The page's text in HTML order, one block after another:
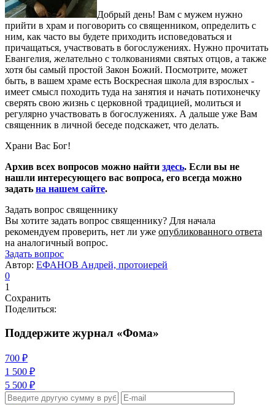
Добрый день! Вам с мужем нужно
прийти в храм и поговорить со священником, определить с
ним, как часто вы будете приходить исповедоваться и
причащаться, участвовать в богослужениях. Нужно прочитать
Евангелия, желательно с толкованиями святых отцов, а также
хотя бы самый простой Закон Божий. Посмотрите, может
быть, в вашем храме есть Воскресная школа для взрослых -
имеет смысл походить туда на занятия и начать потихонечку
сверять свою жизнь с церковной традицией, молиться и
регулярно участвовать в богослужениях. А дальше уже Вам
священник в личной беседе подскажет, что делать.
Храни Вас Бог!
Архив всех вопросов можно найти здесь. Если вы не
нашли интересующего вас вопроса, его всегда можно
задать на нашем сайте.
Задать вопрос священнику
Вы хотите задать вопрос священнику? Для начала
рекомендуем проверить, нет ли уже опубликованного ответа
на аналогичный вопрос.
Задать вопрос
Автор: ЕФАНОВ Андрей, протоиерей
0
1
Сохранить
Поделиться:
Поддержите журнал «Фома»
700 ₽
1 500 ₽
5 500 ₽